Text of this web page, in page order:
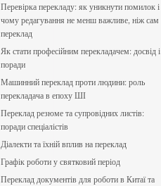
Перевірка перекладу: як уникнути помилок і
чому редагування не менш важливе, ніж сам
переклад
Як стати професійним перекладачем: досвід і
поради
Машинний переклад проти людини: роль
перекладача в епоху ШІ
Переклад резюме та супровідних листів:
поради спеціалістів
Діалекти та їхній вплив на переклад
Графік роботи у святковий період
Переклад документів для роботи в Китаї та